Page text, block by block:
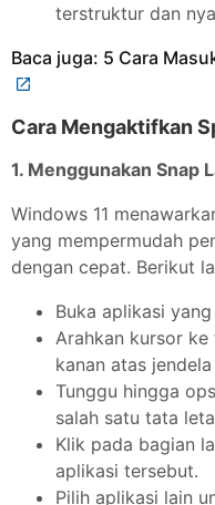
terstruktur dan
Baca juga: 5 Cara
Cara Mengaktifkan
1. Menggunakan Snap
Windows 11
yang mempermudah
dengan cepat. Berikut
Buka aplikasi
Arahkan kursor
kanan atas
Tunggu hingga
salah satu tata
Klik pada bagian
aplikasi tersebut.
Pilih aplikasi lain